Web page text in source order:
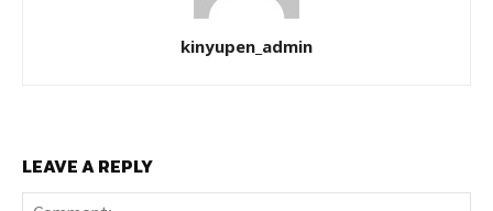
kinyupen_admin
LEAVE A REPLY